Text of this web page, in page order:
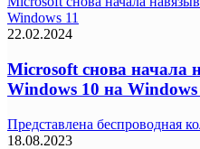
Windows 11
22.02.2024
Microsoft снова начала
Windows 10 на Windows
Представлена беспроводная
18.08.2023